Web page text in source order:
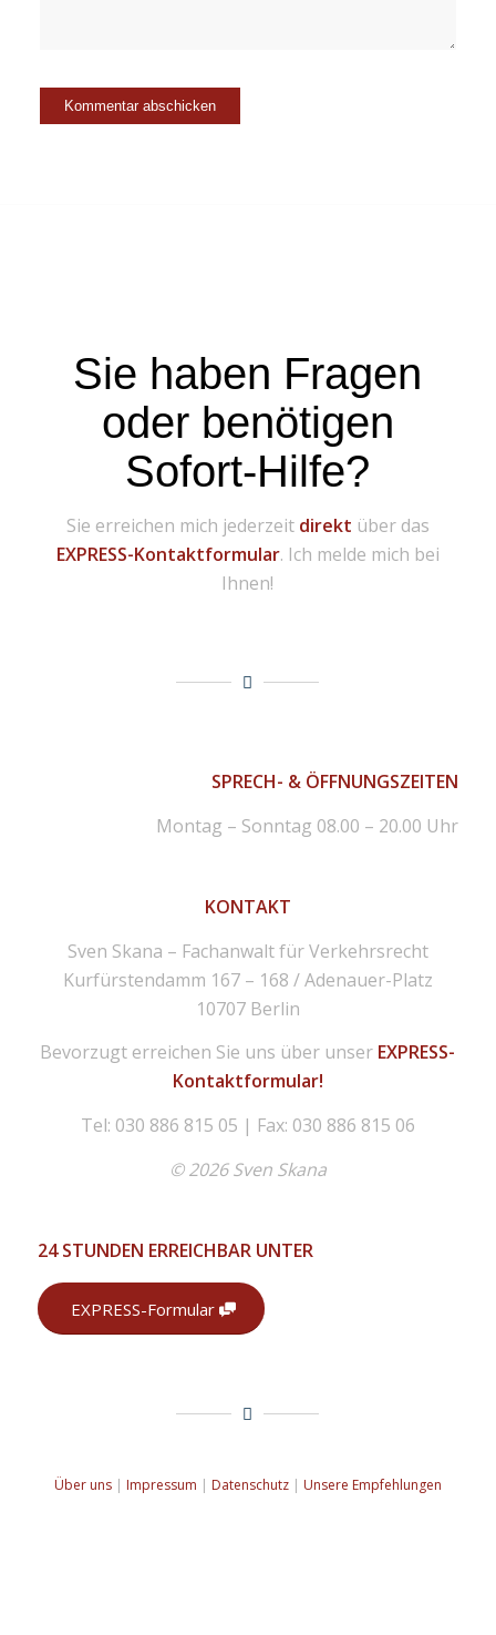
Sie haben Fragen
oder benötigen
Sofort-Hilfe?
Sie erreichen mich jederzeit direkt über das
EXPRESS-Kontaktformular. Ich melde mich bei
Ihnen!
SPRECH- & ÖFFNUNGSZEITEN
Montag – Sonntag 08.00 – 20.00 Uhr
KONTAKT
Sven Skana – Fachanwalt für Verkehrsrecht
Kurfürstendamm 167 – 168 / Adenauer-Platz
10707 Berlin
Bevorzugt erreichen Sie uns über unser EXPRESS-
Kontaktformular!
Tel: 030 886 815 05 | Fax: 030 886 815 06
© 2026 Sven Skana
24 STUNDEN ERREICHBAR UNTER
EXPRESS-Formular
Über uns| Impressum | Datenschutz | Unsere Empfehlungen